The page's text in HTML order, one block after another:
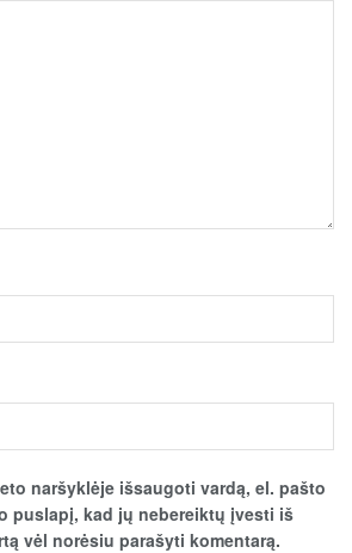
naršyklėje išsaugoti vardą, el. pašto
puslapį, kad jų nebereiktų įvesti iš
vėl norėsiu parašyti komentarą.